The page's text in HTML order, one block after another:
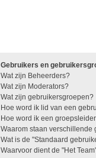
Gebruikers en
Wat zijn Beheerders?
Wat zijn Moderators?
Wat zijn gebruikersgroepen?
Hoe word ik lid van een
Hoe word ik een
Waarom staan
Wat is de "Standaard
Waarvoor dient de "Het